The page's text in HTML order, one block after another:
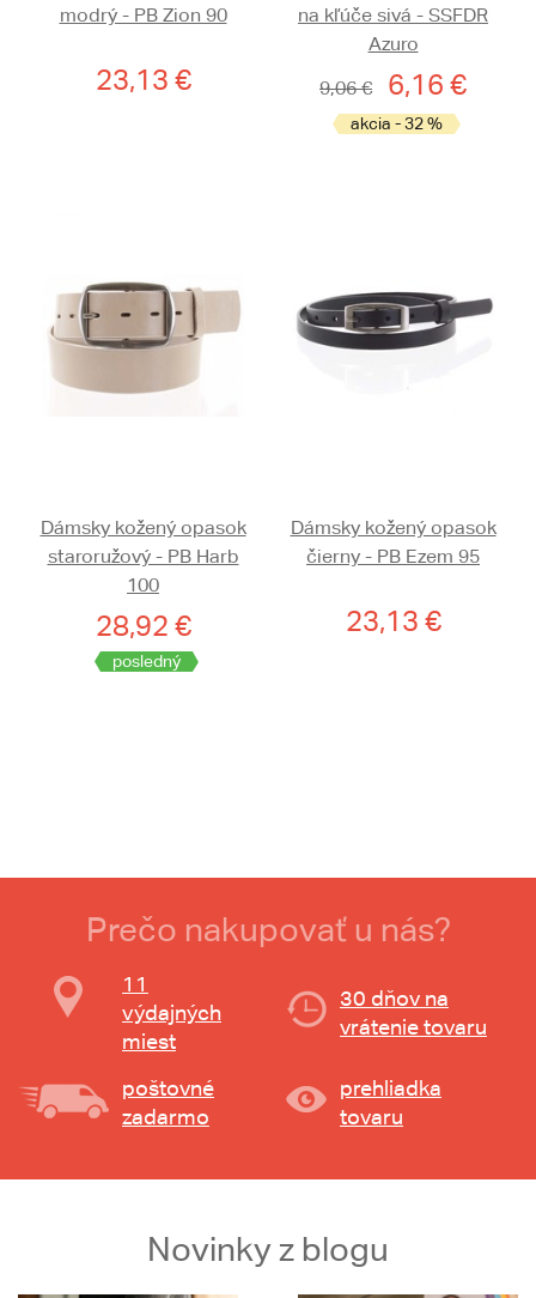
modrý - PB Zion 90
23,13 €
na kľúče sivá - SSFDR
Azuro
9,06 €
6,16 €
akcia - 32 %
Dámsky kožený opasok
staroružový - PB Harb
100
28,92 €
posledný
Dámsky kožený opasok
čierny - PB Ezem 95
23,13 €
Prečo nakupovať u nás?
11
výdajných
miest
30 dňov na
vrátenie tovaru
poštovné
zadarmo
prehliadka
tovaru
Novinky z blogu